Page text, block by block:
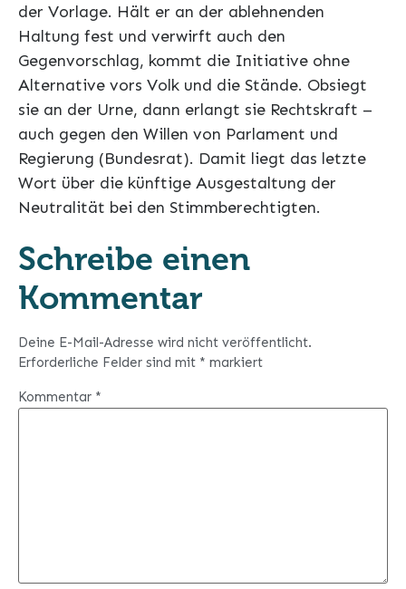
der Vorlage. Hält er an der ablehnenden
Haltung fest und verwirft auch den
Gegenvorschlag, kommt die Initiative ohne
Alternative vors Volk und die Stände. Obsiegt
sie an der Urne, dann erlangt sie Rechtskraft –
auch gegen den Willen von Parlament und
Regierung (Bundesrat). Damit liegt das letzte
Wort über die künftige Ausgestaltung der
Neutralität bei den Stimmberechtigten.
Schreibe einen
Kommentar
Deine E-Mail-Adresse wird nicht veröffentlicht.
Erforderliche Felder sind mit * markiert
Kommentar *